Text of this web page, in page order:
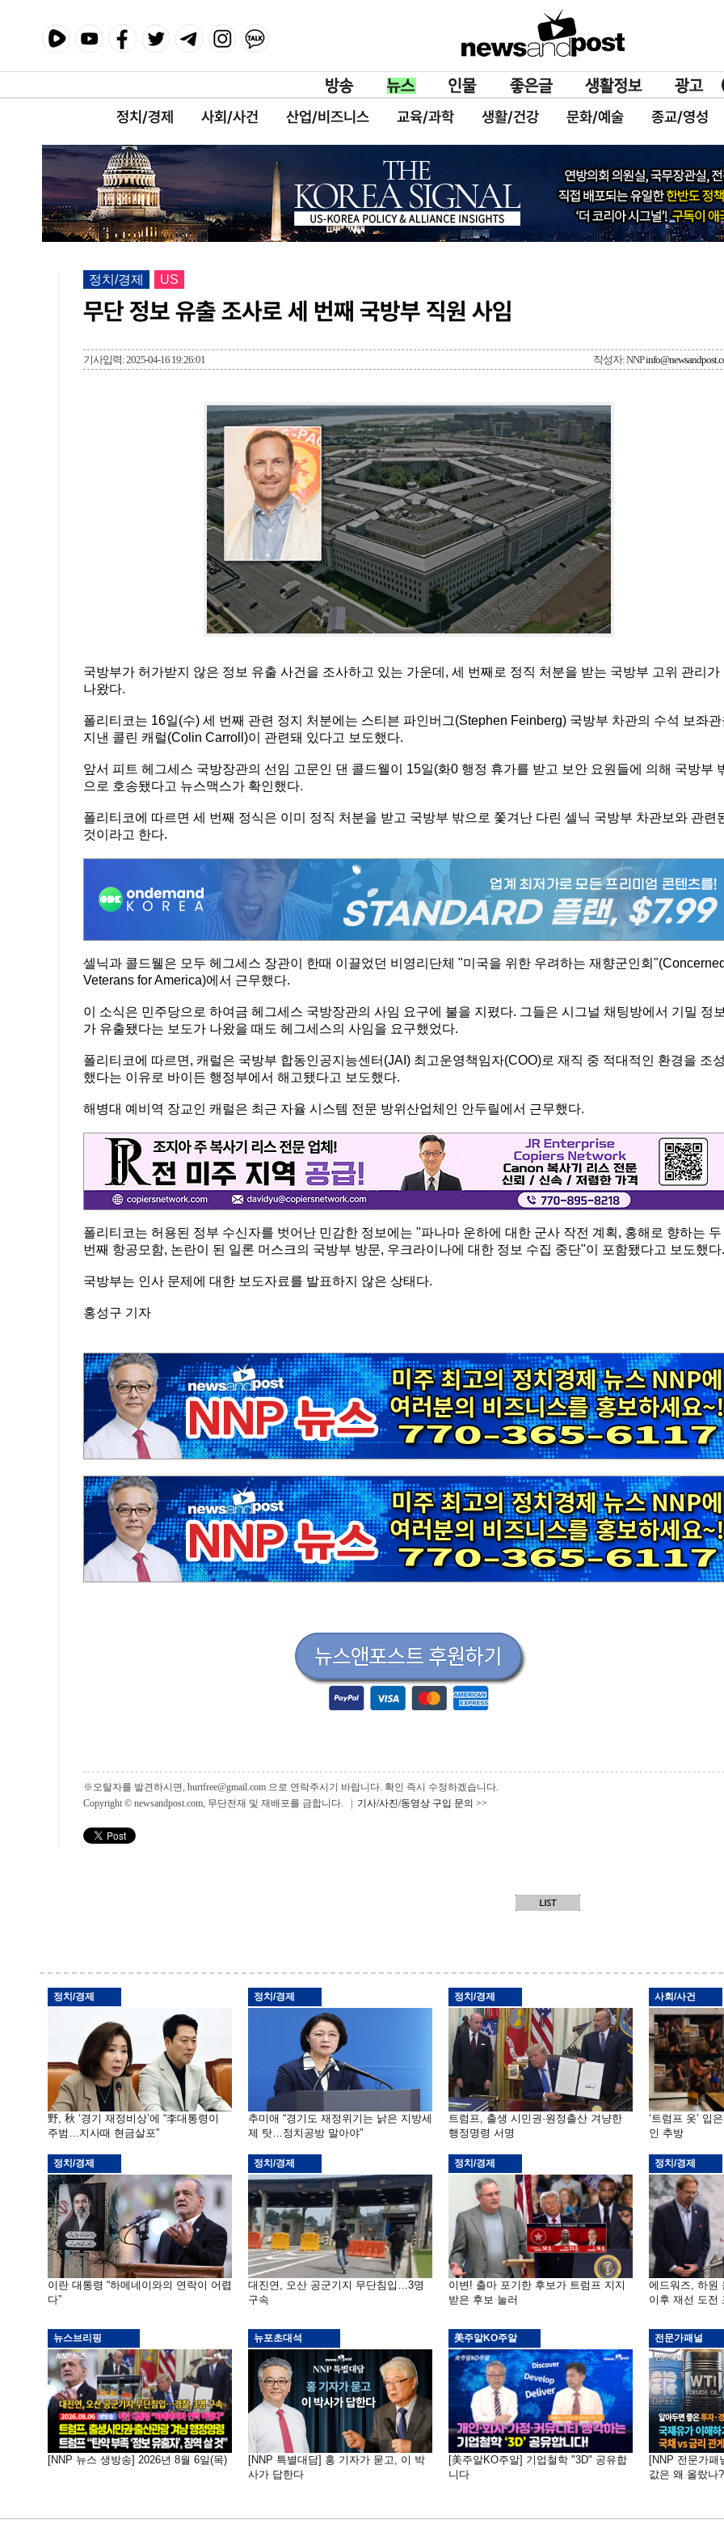
정치/경제 사회/사건 산업/비즈니스 교육/과학 생활/건강 문화/예술 종교/영성
정치/경제 US
무단 정보 유출 조사로 세 번째 국방부 직원 사임
기사입력: 2025-04-16 19:26:01 작성자: NNP
국방부가 허가받지 않은 정보 유출 사건을 조사하고 있는 가운데, 세 번째로 정직 처분을 받는 국방부 고위 관리가
나왔다.
폴리티코는 16일(수) 세 번째 관련 정지 처분에는 스티븐 파인버그(Stephen Feinberg) 국방부 차관의 수석 보좌관
지낸 콜린 캐럴(Colin Carroll)이 관련돼 있다고 보도했다.
앞서 피트 헤그세스 국방장관의 선임 고문인 댄 콜드웰이 15일(화0 행정 휴가를 받고 보안 요원들에 의해 국방부
으로 호송됐다고 뉴스맥스가 확인했다.
폴리티코에 따르면 세 번째 정식은 이미 정직 처분을 받고 국방부 밖으로 쫓겨난 다린 셀닉 국방부 차관보와 관련
것이라고 한다.
셀닉과 콜드웰은 모두 헤그세스 장관이 한때 이끌었던 비영리단체 "미국을 위한 우려하는 재향군인회
Veterans for America)에서 근무했다.
이 소식은 민주당으로 하여금 헤그세스 국방장관의 사임 요구에 불을 지폈다. 그들은 시그널 채팅방에서 기밀 정
가 유출됐다는 보도가 나왔을 때도 헤그세스의 사임을 요구했었다.
폴리티코에 따르면, 캐럴은 국방부 합동인공지능센터(JAI) 최고운영책임자(COO)로 재직 중 적대적인 환경을 조
했다는 이유로 바이든 행정부에서 해고됐다고 보도했다.
해병대 예비역 장교인 캐럴은 최근 자율 시스템 전문 방위산업체인 안두릴에서 근무했다.
폴리티코는 허용된 정부 수신자를 벗어난 민감한 정보에는 "파나마 운하에 대한 군사 작전 계획, 홍해로 향하는 두
번째 항공모함, 논란이 된 일론 머스크의 국방부 방문, 우크라이나에 대한 정보 수집 중단"이 포함됐다고 보도했다.
국방부는 인사 문제에 대한 보도자료를 발표하지 않은 상태다.
홍성구 기자
※오탈자를 발견하시면, hurtfree@gmail.com 으로 연락주시기 바랍니다. 확인 즉시 수정하겠습니다.
Copyright © newsandpost.com, 무단전재 및 재배포를 금합니다. | 기사/사진/동영상 구입 문의 >>
정치/경제
野, 秋 ‘경기 재정비상’에 “李대통령이
주범…지사때 현금살포”
정치/경제
추미애 “경기도 재정위기는 낡은 지방세
제 탓…정치공방 말아야”
정치/경제
트럼프, 출생 시민권·원정출산 겨냥한
행정명령 서명
사회/사건
‘트럼프 옷’ 입
인 추방
정치/경제
이란 대통령 “하메네이와의 연락이 어렵
다”
정치/경제
대진연, 오산 공군기지 무단침입…3명
구속
정치/경제
이변! 출마 포기한 후보가 트럼프 지지
받은 후보 눌러
정치/경제
에드워즈, 하원
이후 재선 도전
뉴스브리핑
[NNP 뉴스 생방송] 2026년 8월 6일(목)
뉴포초대석
[NNP 특별대담] 홍 기자가 묻고, 이 박
사가 답한다
美주알KO주알
[美주알KO주알] 기업철학 "3D" 공유합
니다
전문가패널
[NNP 전문가패
값은 왜 올랐